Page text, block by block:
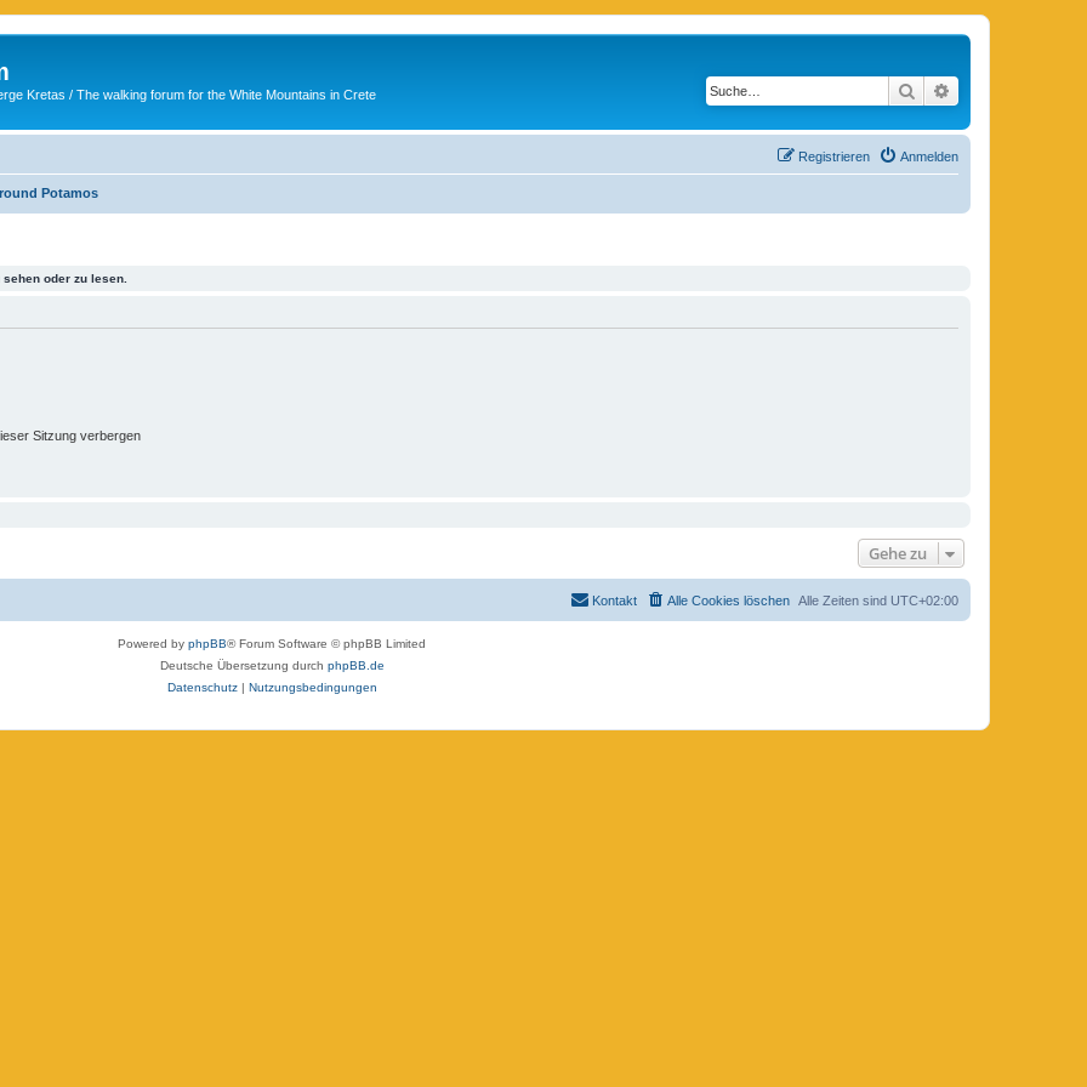
Kretas / The walking forum for the White Mountains in Crete Suche
Anmelden
Registrieren
Potamos
oder zu lesen.
Sitzung verbergen
Gehe zu
Alle Zeiten sind UTC+02:00
Alle Cookies löschen
Kontakt
Powered by phpBB® Forum Software © phpBB Limited
Deutsche Übersetzung durch phpBB.de
Datenschutz| Nutzungsbedingungen